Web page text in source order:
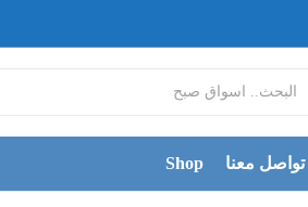
تواصل معنا Shop